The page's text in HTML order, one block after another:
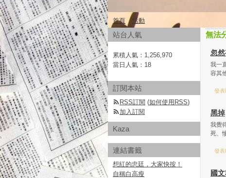
首頁 活動
無法
忽
我一
容其
發表
黑掉
我覺
死、
發表
國
站台人氣
累積人氣： 1,256,970
當日人氣： 18
訂閱本站
RSS訂閱 (如何使用RSS)
加入訂閱
Kaza
連結書籤
想紅的忠廷，大家快按！
自稱白高瘦